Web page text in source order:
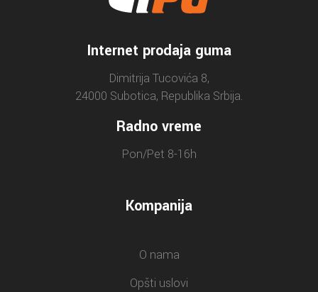
Internet prodaja guma
Dimitrija Tucovića 8,
24000 Subotica, Republika Srbija.
Radno vreme
Pon/Pet 8-16h
Kompanija
O nama
Opšti uslovi